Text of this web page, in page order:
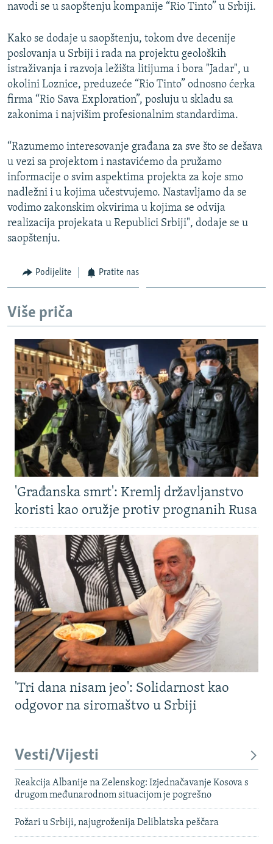
navodi se u saopštenju kompanije “Rio Tinto” u Srbiji.
Kako se dodaje u saopštenju, tokom dve decenije
poslovanja u Srbiji i rada na projektu geoloških
istraživanja i razvoja ležišta litijuma i bora "Jadar", u
okolini Loznice, preduzeće “Rio Tinto” odnosno ćerka
firma “Rio Sava Exploration”, posluju u skladu sa
zakonima i najvišim profesionalnim standardima.
“Razumemo interesovanje građana za sve što se dešava
u vezi sa projektom i nastavićemo da pružamo
informacije o svim aspektima projekta za koje smo
nadležni i u kojima učestvujemo. Nastavljamo da se
vodimo zakonskim okvirima u kojima se odvija
realizacija projekata u Republici Srbiji", dodaje se u
saopštenju.
Podijelite Pratite nas
Više priča
'Građanska smrt': Kremlj državljanstvo
koristi kao oružje protiv prognanih Rusa
'Tri dana nisam jeo': Solidarnost kao
odgovor na siromaštvo u Srbiji
Vesti/Vijesti
Reakcija Albanije na Zelenskog: Izjednačavanje Kosova s ​​
drugom međunarodnom situacijom je pogrešno
Požari u Srbiji, najugroženija Deliblatska peščara